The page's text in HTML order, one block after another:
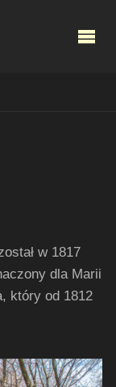
w 1817
dla Marii
który od 1812